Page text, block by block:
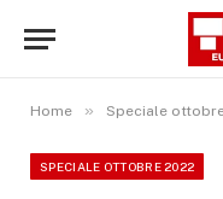
Home » Speciale
SPECIALE OTTOBRE 2022